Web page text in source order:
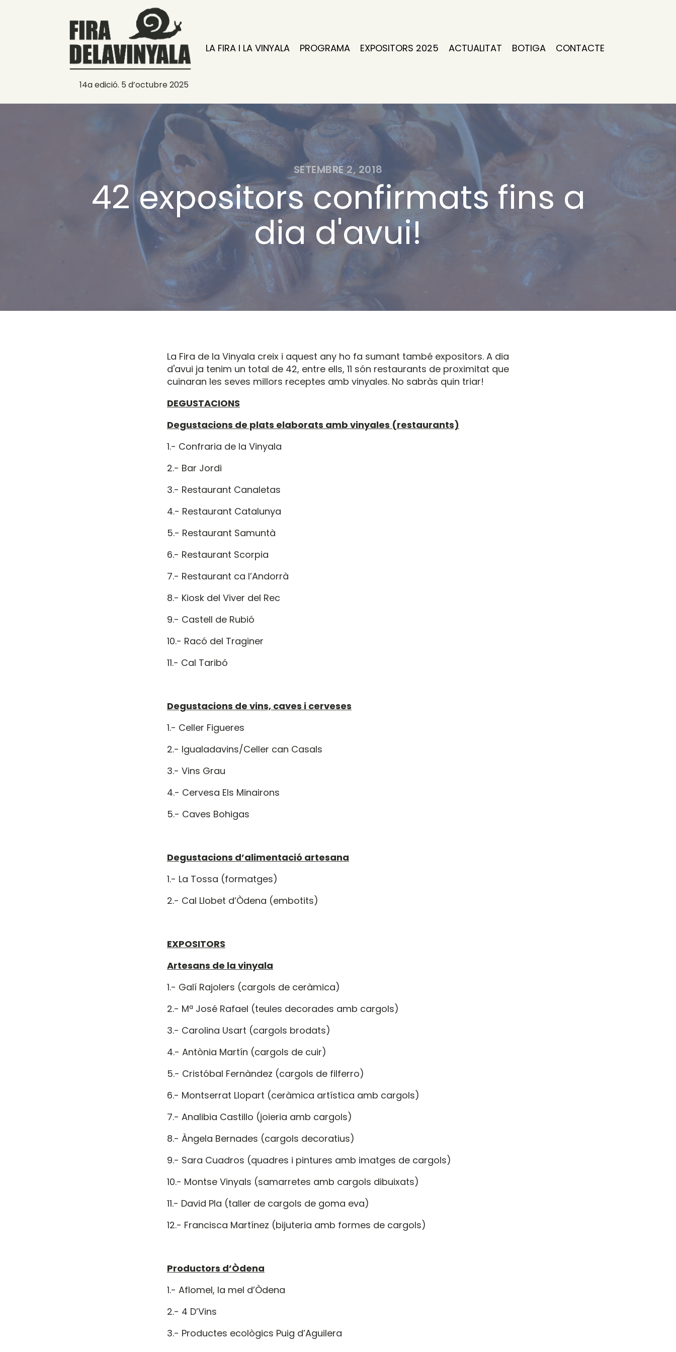
14a edició. 5 d’octubre 2025
LA FIRA I LA VINYALA PROGRAMA EXPOSITORS 2025 ACTUALITAT BOTIGA CONTACTE
SETEMBRE 2, 2018
42 expositors confirmats fins a
dia d'avui!
La Fira de la Vinyala creix i aquest any ho fa sumant també expositors. A dia
d'avui ja tenim un total de 42, entre ells, 11 són restaurants de proximitat que
cuinaran les seves millors receptes amb vinyales. No sabràs quin triar!
DEGUSTACIONS
Degustacions de plats elaborats amb vinyales (restaurants)
1.- Confraria de la Vinyala
2.- Bar Jordi
3.- Restaurant Canaletas
4.- Restaurant Catalunya
5.- Restaurant Samuntà
6.- Restaurant Scorpia
7.- Restaurant ca l’Andorrà
8.- Kiosk del Viver del Rec
9.- Castell de Rubió
10.- Racó del Traginer
11.- Cal Taribó
Degustacions de vins, caves i cerveses
1.- Celler Figueres
2.- Igualadavins/Celler can Casals
3.- Vins Grau
4.- Cervesa Els Minairons
5.- Caves Bohigas
Degustacions d’alimentació artesana
1.- La Tossa (formatges)
2.- Cal Llobet d’Òdena (embotits)
EXPOSITORS
Artesans de la vinyala
1.- Galí Rajolers (cargols de ceràmica)
2.- Mª José Rafael (teules decorades amb cargols)
3.- Carolina Usart (cargols brodats)
4.- Antònia Martín (cargols de cuir)
5.- Cristóbal Fernàndez (cargols de filferro)
6.- Montserrat Llopart (ceràmica artística amb cargols)
7.- Analibia Castillo (joieria amb cargols)
8.- Àngela Bernades (cargols decoratius)
9.- Sara Cuadros (quadres i pintures amb imatges de cargols)
10.- Montse Vinyals (samarretes amb cargols dibuixats)
11.- David Pla (taller de cargols de goma eva)
12.- Francisca Martínez (bijuteria amb formes de cargols)
Productors d’Òdena
1.- Aflomel, la mel d’Òdena
2.- 4 D’Vins
3.- Productes ecològics Puig d’Aguilera